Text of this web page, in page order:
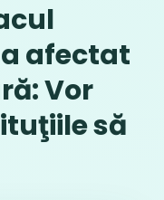
afectat
Vor
să